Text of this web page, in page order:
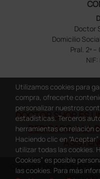
Doctor
Domicilio
Pral. 2ª
DOCTOR SHOP ES
DEDICADO A LA
Copyright Doctor Shop
Utilizamos cookies para
compra, ofrecerte
personalizar nuestros
estadísticas. Terceros
herramientas en relación
Haciendo clic en
utilizar todas las cookies.
Cookies” es posible
las cookies. Para más